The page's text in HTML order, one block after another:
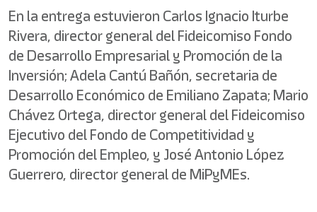
En la entrega estuvieron Carlos Ignacio Iturbe
Rivera, director general del Fideicomiso Fondo
de Desarrollo Empresarial y Promoción de la
Inversión; Adela Cantú Bañón, secretaria de
Desarrollo Económico de Emiliano Zapata; Mario
Chávez Ortega, director general del Fideicomiso
Ejecutivo del Fondo de Competitividad y
Promoción del Empleo, y José Antonio López
Guerrero, director general de MiPyMEs.